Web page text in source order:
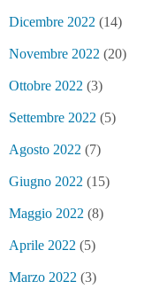
Dicembre 2022 (14)
Novembre 2022 (20)
Ottobre 2022 (3)
Settembre 2022 (5)
Agosto 2022 (7)
Giugno 2022 (15)
Maggio 2022 (8)
Aprile 2022 (5)
Marzo 2022 (3)